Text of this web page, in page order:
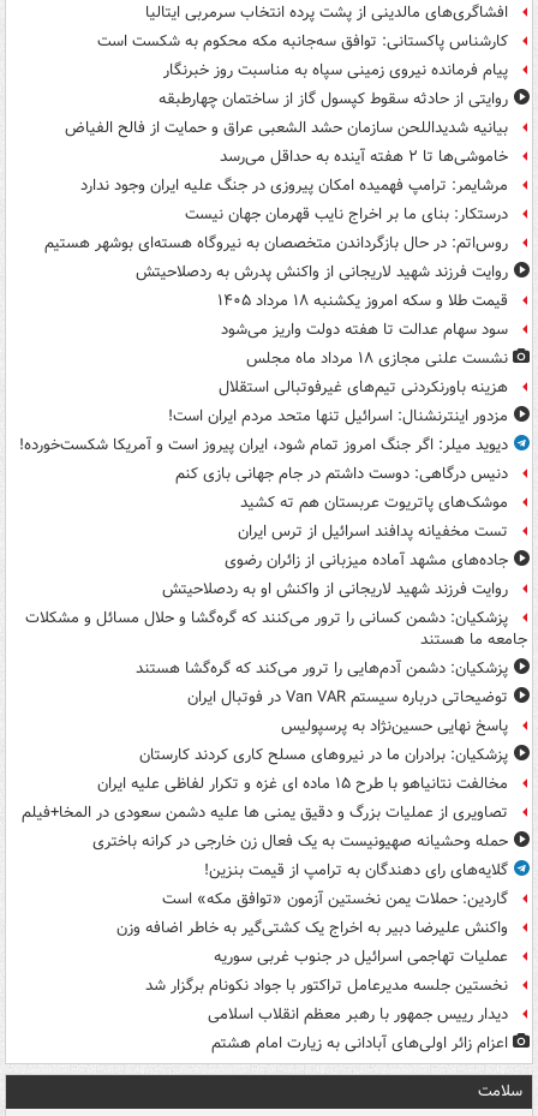
افشاگری‌های مالدینی از پشت پرده انتخاب سرمربی ایتالیا
کارشناس پاکستانی: توافق سه‌جانبه مکه محکوم به شکست است
پیام فرمانده نیروی زمینی سپاه به مناسبت روز خبرنگار
روایتی از حادثه سقوط کپسول گاز از ساختمان چهارطبقه
بیانیه شدیداللحن سازمان حشد الشعبی عراق و حمایت از فالح الفیاض
خاموشی‌ها تا ۲ هفته آینده به حداقل می‌رسد
مرشایمر: ترامپ فهمیده امکان پیروزی در جنگ علیه ایران وجود ندارد
درستکار: بنای ما بر اخراج نایب قهرمان جهان نیست
روس‌اتم: در حال بازگرداندن متخصصان به نیروگاه هسته‌ای بوشهر هستیم
روایت فرزند شهید لاریجانی از واکنش پدرش به ردصلاحیتش
قیمت طلا و سکه امروز یکشنبه ۱۸ مرداد ۱۴۰۵
سود سهام عدالت تا هفته دولت واریز می‌شود
نشست علنی مجازی ۱۸ مرداد ماه مجلس
هزینه باورنکردنی تیم‌های غیرفوتبالی استقلال
مزدور اینترنشنال: اسرائیل تنها متحد مردم ایران است!
دیوید میلر: اگر جنگ امروز تمام شود، ایران پیروز است و آمریکا شکست‌خورده!
دنیس درگاهی: دوست داشتم در جام جهانی بازی کنم
موشک‌های پاتریوت عربستان هم ته‌ کشید
تست مخفیانه پدافند اسرائیل از ترس ایران
جاده‌های مشهد آماده میزبانی از زائران رضوی
روایت فرزند شهید لاریجانی از واکنش او به ردصلاحیتش
پزشکیان: دشمن کسانی را ترور می‌کنند که گره‌گشا و حلال مسائل و مشکلات
جامعه ما هستند
پزشکیان: دشمن آدم‌هایی را ترور می‌کند که گره‌گشا هستند
توضیحاتی درباره سیستم Van VAR در فوتبال ایران
پاسخ نهایی حسین‌نژاد به پرسپولیس
پزشکیان: برادران ما در نیروهای مسلح کاری کردند کارستان
مخالفت نتانیاهو با طرح ۱۵ ماده ای غزه و تکرار لفاظی علیه ایران
تصاویری از عملیات بزرگ و دقیق یمنی ها علیه دشمن سعودی در المخا+فیلم
حمله وحشیانه صهیونیست به یک فعال زن خارجی در کرانه باختری
گلایه‌های رای دهندگان به ترامپ از قیمت بنزین!
گاردین: حملات یمن نخستین آزمون «توافق مکه» است
واکنش علیرضا دبیر به اخراج یک کشتی‌گیر به خاطر اضافه وزن
عملیات تهاجمی اسرائیل در جنوب غربی سوریه
نخستین جلسه مدیرعامل تراکتور با جواد نکونام برگزار شد
دیدار رییس جمهور با رهبر معظم انقلاب اسلامی
اعزام زائر اولی‌های آبادانی به زیارت امام هشتم
سلامت